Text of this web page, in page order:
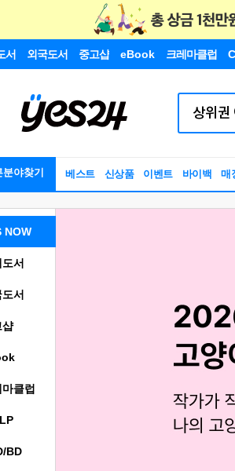
서 외국도서 중고샵 eBook 크레마클럽
분야찾기 베스트 신상품 이벤트 바이백 매
NOW
서
서
샵
클럽
BD